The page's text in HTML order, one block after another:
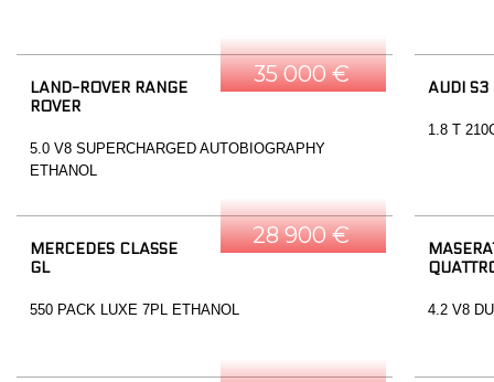
35 000 €
LAND-ROVER RANGE
ROVER
5.0 V8 SUPERCHARGED AUTOBIOGRAPHY
ETHANOL
AUDI S3
1.8 T
28 900 €
MERCEDES CLASSE
GL
550 PACK LUXE 7PL ETHANOL 4.2 V8